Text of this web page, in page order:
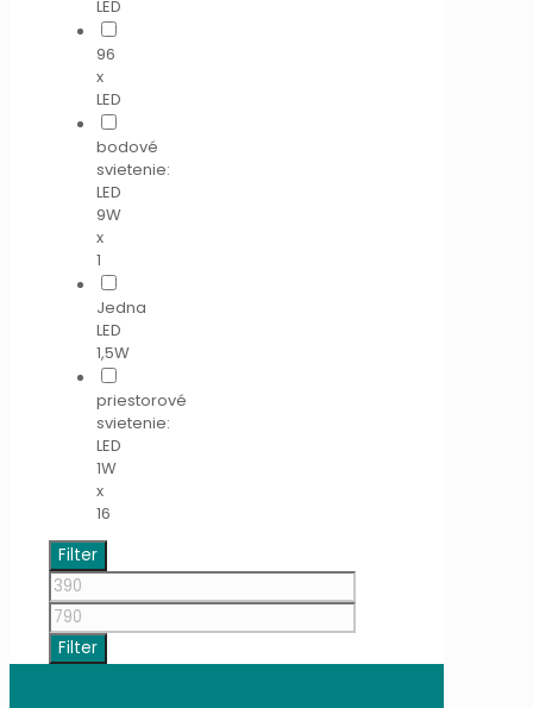
LED
96
x
LED
bodové
svietenie:
LED
9W
x
1
Jedna
LED
1,5W
priestorové
svietenie:
LED
1W
x
16
Filter
Minimálna
cena
Maximálna
cena
Filter